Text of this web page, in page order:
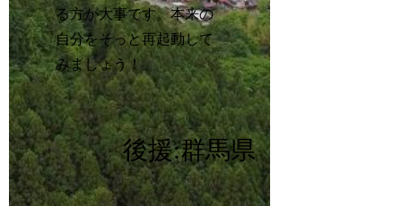
る方が大事です。本来の
自分をそっと再起動して
みましょう！
後援:群馬県